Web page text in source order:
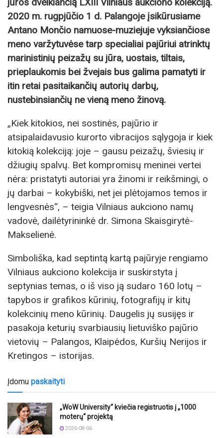
2020 m. rugpjūčio 1 d. Palangoje įsikūrusiame
Antano Mončio namuose-muziejuje vyksiančiose
meno varžytuvėse tarp specialiai pajūriui atrinktų
marinistinių peizažų su jūra, uostais, tiltais,
prieplaukomis bei žvejais bus galima pamatyti ir
itin retai pasitaikančių autorių darbų,
nustebinsiančių ne vieną meno žinovą.
„Kiek kitokios, nei sostinės, pajūrio ir
atsipalaidavusio kurorto vibracijos sąlygoja ir kiek
kitokią kolekciją: joje – gausu peizažų, šviesių ir
džiugių spalvų. Bet kompromisų meninei vertei
nėra: pristatyti autoriai yra žinomi ir reikšmingi, o
jų darbai – kokybiški, net jei plėtojamos temos ir
lengvesnės“, – teigia Vilniaus aukciono namų
vadovė, dailėtyrininkė dr. Simona Skaisgirytė-
Makselienė.
Simboliška, kad septintą kartą pajūryje rengiamo
Vilniaus aukciono kolekcija ir suskirstyta į
septynias temas, o iš viso ją sudaro 160 lotų –
tapybos ir grafikos kūrinių, fotografijų ir kitų
kolekcinių meno kūrinių. Daugelis jų susijęs ir
pasakoja keturių svarbiausių lietuviško pajūrio
vietovių – Palangos, Klaipėdos, Kuršių Nerijos ir
Kretingos – istorijas.
Įdomu paskaityti
„WoW University“ kviečia registruotis į „1000
moterų“ projektą
2026-08-06